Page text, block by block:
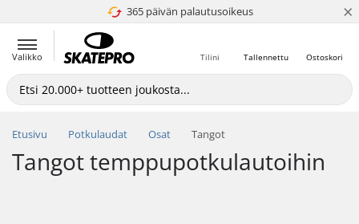
365 päivän palautusoikeus
4.8 / 5 ×
Valikko Ostoskori
Tallennettu
Tilini
Etusivu Potkulaudat Osat Tangot
Tangot temppupotkulautoihin